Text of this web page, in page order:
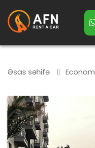
Əsas səhifə Econom